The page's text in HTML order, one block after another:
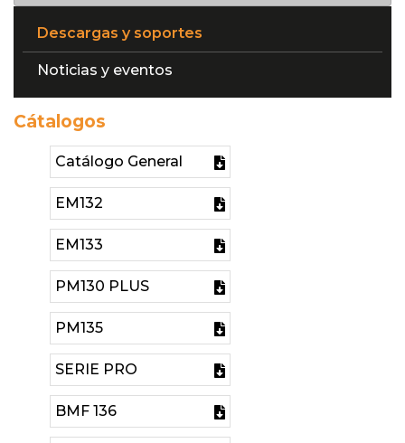
Descargas y soportes
Noticias y eventos
Cátalogos
Catálogo General
EM132
EM133
PM130 PLUS
PM135
SERIE PRO
BMF 136